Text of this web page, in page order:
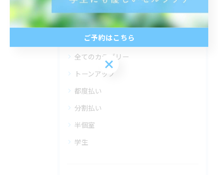
カテゴリー
全てのカテゴリー
トーンアップ
都度払い
分割払い
半個室
学生
ご予約はこちら
ご予約はこちら